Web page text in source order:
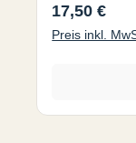
Regulärer
17,50 €
Preis inkl.